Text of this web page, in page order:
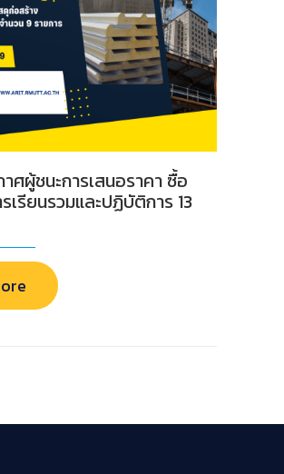
ศผู้ชนะการเสนอราคา ซื้อ
รียนรวมและปฏิบัติการ 13